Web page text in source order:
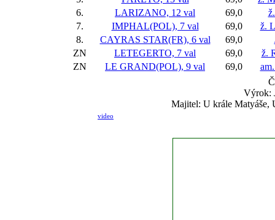
6.
LARIZANO, 12 val 69,0
7.
IMPHAL(POL), 7 val 69,0
ž.
8.
CAYRAS STAR(FR), 6 val 69,0
ZN
LETEGERTO, 7 val 69,0
ž.
ZN
LE GRAND(POL), 9 val 69,0
Výrok:
Majitel: U krále Matyáše,
video